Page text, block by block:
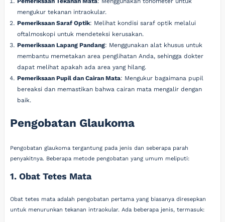
mengukur tekanan intraokular.
Pemeriksaan Saraf Optik: Melihat kondisi saraf optik melalui
oftalmoskopi untuk mendeteksi kerusakan.
Pemeriksaan Lapang Pandang: Menggunakan alat khusus untuk
membantu memetakan area penglihatan Anda, sehingga dokter
dapat melihat apakah ada area yang hilang.
Pemeriksaan Pupil dan Cairan Mata: Mengukur bagaimana pupil
bereaksi dan memastikan bahwa cairan mata mengalir dengan
baik.
Pengobatan Glaukoma
Pengobatan glaukoma tergantung pada jenis dan seberapa parah
penyakitnya. Beberapa metode pengobatan yang umum meliputi:
1. Obat Tetes Mata
Obat tetes mata adalah pengobatan pertama yang biasanya diresepkan
untuk menurunkan tekanan intraokular. Ada beberapa jenis, termasuk: